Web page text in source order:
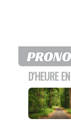
D'HEURE